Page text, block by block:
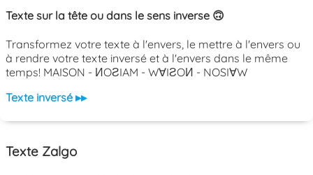
Texte sur la tête ou dans le sens inverse 🙃
Transformez votre texte à l'envers, le mettre à l'envers ou
à rendre votre texte inversé et à l'envers dans le même
temps! MAISON - ИOƧIAM - W∀IƧOИ - NOSI∀W
Texte inversé ▸▸
Texte Zalgo